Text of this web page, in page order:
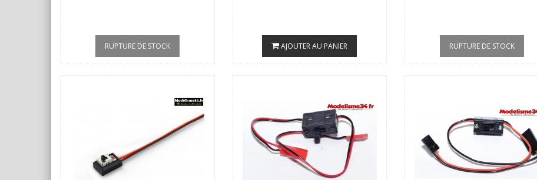
RUPTURE DE STOCK AJOUTER AU PANIER RUPTURE DE STOCK